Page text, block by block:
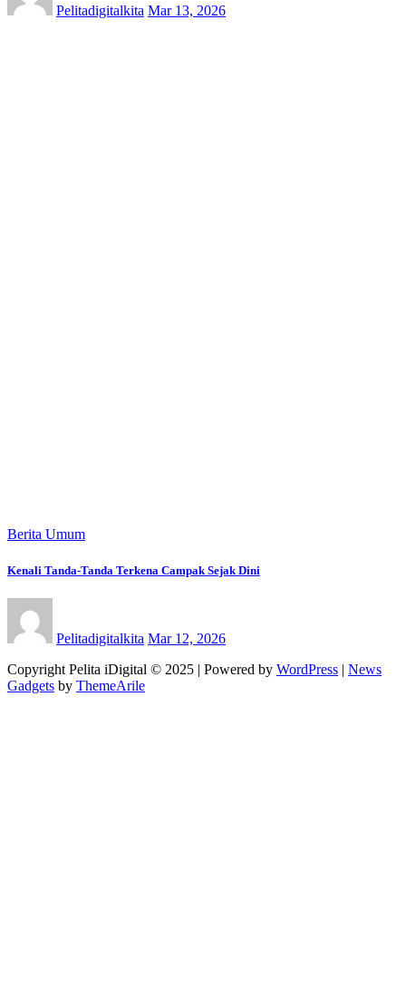
Pelitadigitalkita Mar 13, 2026
Berita Umum
Kenali Tanda-Tanda Terkena Campak Sejak Dini
Pelitadigitalkita Mar 12, 2026
Copyright Pelita iDigital © 2025 | Powered by WordPress | News
Gadgets by ThemeArile